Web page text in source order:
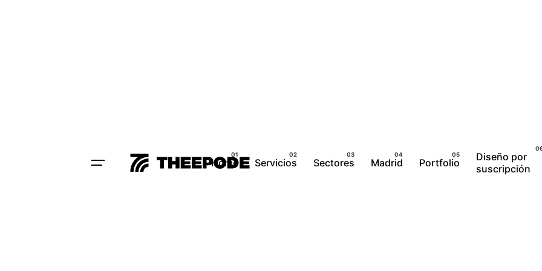
Home Servicios Sectores Madrid Portfolio
Diseño por
suscripción